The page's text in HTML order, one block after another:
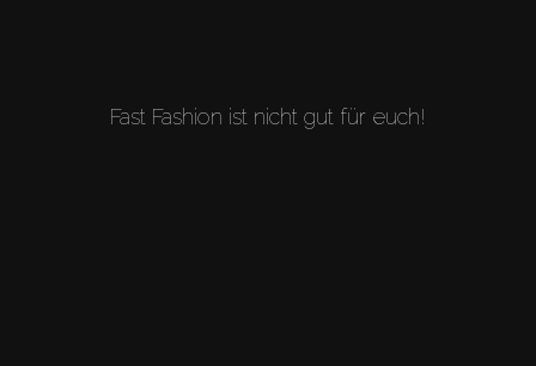
Fast Fashion ist nicht gut für euch!